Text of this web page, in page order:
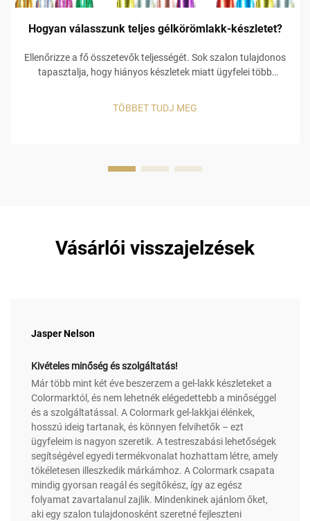
Hogyan válasszunk teljes gélkörömlakk-készletet?
Ellenőrizze a fő összetevők teljességét. Sok szalon tulajdonos
tapasztalja, hogy hiányos készletek miatt ügyfelei több
Például egy alacsony minőségű alapréteg miatt a gél szín
TÖBBET TUDJ MEG
Vásárlói visszajelzések
Jasper Nelson
Kivételes minőség és szolgáltatás!
Már több mint két éve beszerzem a gel-lakk készleteket a
Colormarktól, és nem lehetnék elégedettebb a minőséggel
és a szolgáltatással. A Colormark gel-lakkjai élénkek,
hosszú ideig tartanak, és könnyen felvihetők – ezt
ügyfeleim is nagyon szeretik. A testreszabási lehetőségek
segítségével egyedi termékvonalat hozhattam létre, amely
tökéletesen illeszkedik márkámhoz. A Colormark csapata
mindig gyorsan reagál és segítőkész, így az egész
folyamat zavartalanul zajlik. Mindenkinek ajánlom őket,
aki egy szalon tulajdonosként szeretné fejleszteni